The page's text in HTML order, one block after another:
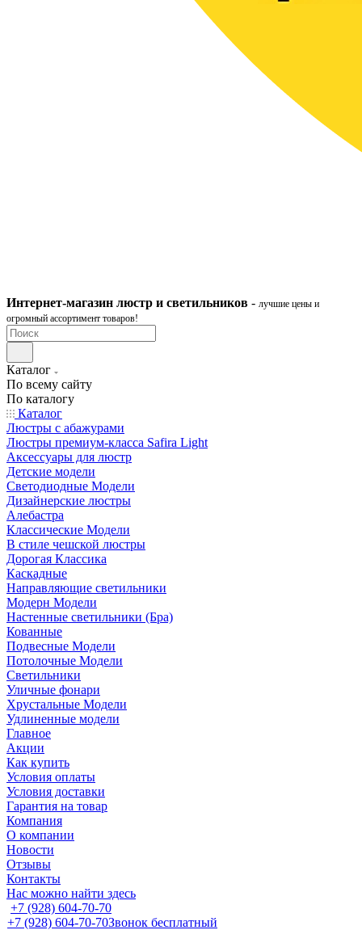
Интернет-магазин люстр и светильников - лучшие цены и
огромный ассортимент товаров!
Каталог
По всему сайту
По каталогу
Каталог
Люстры с абажурами
Люстры премиум-класса Safira Light
Аксессуары для люстр
Детские модели
Светодиодные Модели
Дизайнерские люстры
Алебастра
Классические Модели
В стиле чешской люстры
Дорогая Классика
Каскадные
Направляющие светильники
Модерн Модели
Настенные светильники (Бра)
Кованные
Подвесные Модели
Потолочные Модели
Светильники
Уличные фонари
Хрустальные Модели
Удлиненные модели
Главное
Акции
Как купить
Условия оплаты
Условия доставки
Гарантия на товар
Компания
О компании
Новости
Отзывы
Контакты
Нас можно найти здесь
+7 (928) 604-70-70
+7 (928) 604-70-70Звонок бесплатный